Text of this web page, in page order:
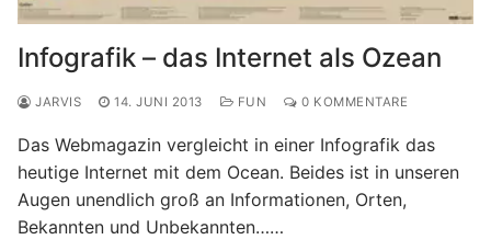
Infografik – das Internet als Ozean
JARVIS 14. JUNI 2013 FUN 0 KOMMENTARE
Das Webmagazin vergleicht in einer Infografik das
heutige Internet mit dem Ocean. Beides ist in unseren
Augen unendlich groß an Informationen, Orten,
Bekannten und Unbekannten……